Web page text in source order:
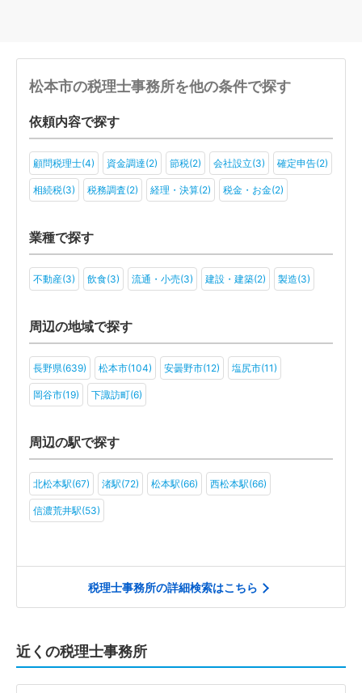
松本市の税理士事務所を他の条件で探す
依頼内容で探す
顧問税理士(4) 資金調達(2) 節税(2) 会社設立(3) 確定申告(2)
相続税(3) 税務調査(2) 経理・決算(2) 税金・お金(2)
業種で探す
不動産(3) 飲食(3) 流通・小売(3) 建設・建築(2) 製造(3)
周辺の地域で探す
長野県(639) 松本市(104) 安曇野市(12) 塩尻市(11)
岡谷市(19) 下諏訪町(6)
周辺の駅で探す
北松本駅(67) 渚駅(72) 松本駅(66) 西松本駅(66)
信濃荒井駅(53)
税理士事務所の詳細検索はこちら
近くの税理士事務所